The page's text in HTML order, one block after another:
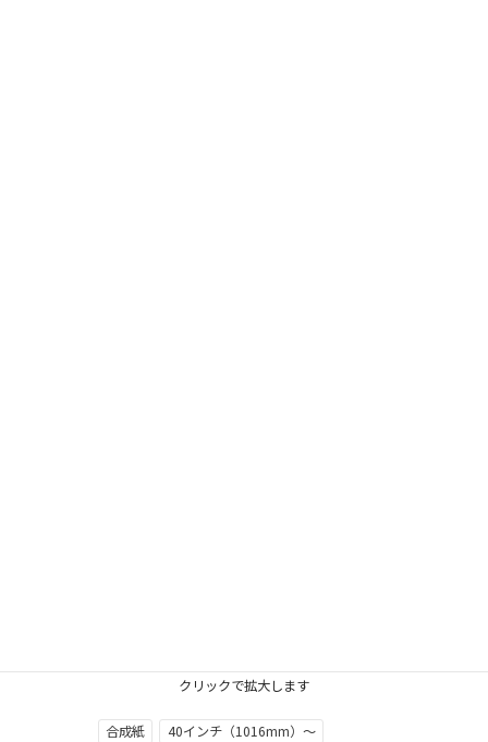
クリックで拡大します
合成紙
40インチ（1016mm）～